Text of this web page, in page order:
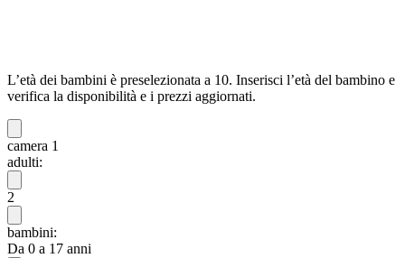
L’età dei bambini è preselezionata a 10. Inserisci l’età del bambino e
verifica la disponibilità e i prezzi aggiornati.
camera 1
adulti:
2
bambini:
Da 0 a 17 anni